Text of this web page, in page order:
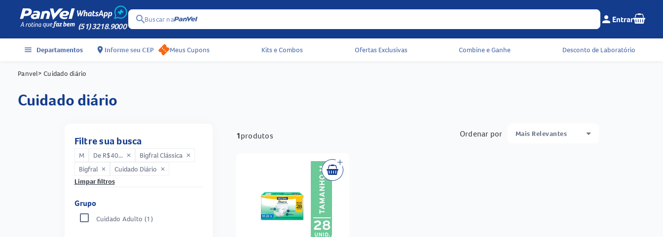
(51) 3218.9000
searchBuscar na Menu do cliente e
person Entrar Seu
Acessos rápidos do cabeçalho
menu Departamentos location_on Informe seu CEP Meus Cupons Kits e Combos Ofertas Exclusivas Combine e Ganhe Desconto de Laboratório
Panvel> Cuidado diário
cuidado diário
Filtre sua busca
M De R$40... close Bigfral Clássica close
Bigfral close Cuidado Diário close
Limpar filtros
Grupo
Cuidado Adulto (1)
1produtos Ordenar por Mais Relevantes